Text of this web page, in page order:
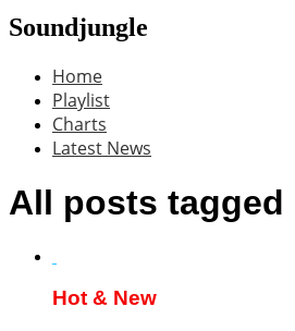
Soundjungle
Home
Playlist
Charts
Latest News
All posts tagged
Hot & New